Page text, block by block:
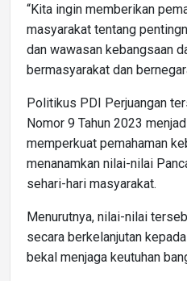
“Kita ingin memberikan
masyarakat tentang
dan wawasan kebangsaan
bermasyarakat dan
Politikus PDI Perjuangan
Nomor 9 Tahun 2023
memperkuat pemahaman
menanamkan nilai-nilai
sehari-hari masyarakat.
Menurutnya, nilai-nilai
secara berkelanjutan
bekal menjaga keutuhan